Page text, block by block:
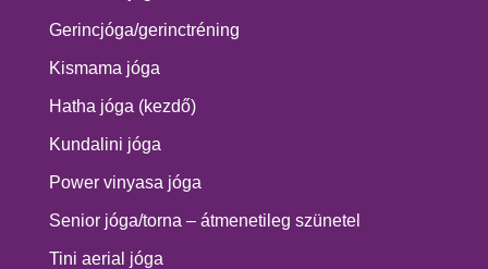
Gerincjóga/gerinctréning
Kismama jóga
Hatha jóga (kezdő)
Kundalini jóga
Power vinyasa jóga
Senior jóga/torna – átmenetileg szünetel
Tini aerial jóga